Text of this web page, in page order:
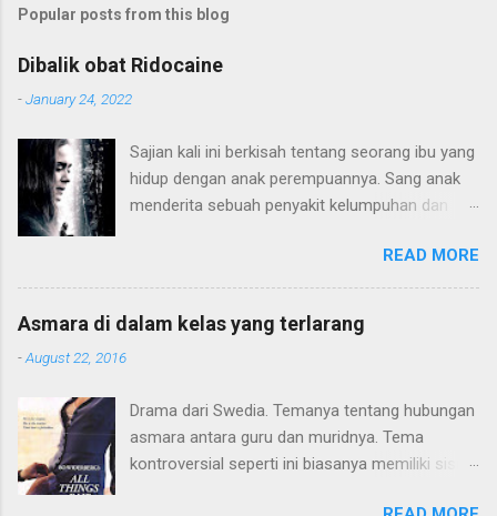
Popular posts from this blog
Dibalik obat Ridocaine
-January 24, 2022
Sajian kali ini berkisah tentang seorang ibu yang
hidup dengan anak perempuannya. Sang anak
menderita sebuah penyakit kelumpuhan dan
karena pola pendidikan sang ibu yang terlalu
"sayang" kepada sang anak hingga membatasi
sang anak dari dunia luar. Hingga sang anak
mulai beranjak dewasa dan mulai kritis terhadap
Movielitas menyukai gaya minimalis cerita,
konflik dan pemainnya. Tidak perlu melebar
kemana-mana. Gaya thriller-nya soft saja, tidak
READ MORE
Asmara di dalam kelas yang terlarang
-August 22, 2016
Drama dari Swedia. Temanya tentang hubungan
asmara antara guru dan muridnya. Tema
kontroversial seperti ini biasanya memiliki sisi